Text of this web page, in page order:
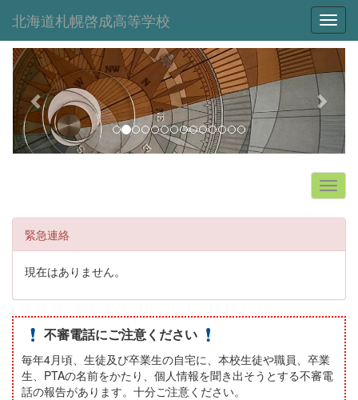
北海道札幌啓成高等学校
p
r
e
v
i
s
e
x
緊急連絡
現在はありません。
不審電話にご注意ください
毎年4月頃、生徒及び卒業生の自宅に、本校生徒や職員、卒業
生、PTAの名前をかたり、個人情報を聞き出そうとする不審電
話の報告があります。十分ご注意ください。